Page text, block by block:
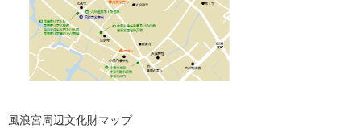
風浪宮周辺文化財マップ